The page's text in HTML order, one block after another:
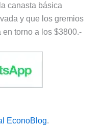
canasta básica
y que los gremios
torno a los $3800.-
EconoBlog.